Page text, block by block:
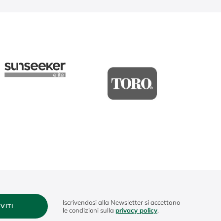
Iscrivendosi alla Newsletter si accettano
le condizioni sulla privacy policy.